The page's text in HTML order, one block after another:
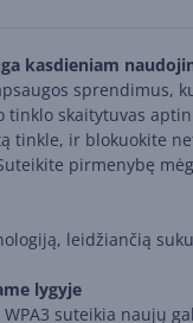
kasdieniam
tinklo skaitytuvas
tinkle, ir blokuokite
pirmenybę
leidžiančią
lygyje
WPA3 suteikia